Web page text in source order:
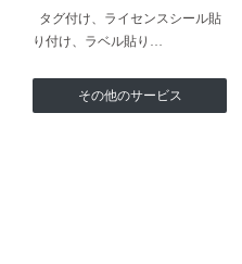
タグ付け、ライセンスシール貼
り付け、ラベル貼り…
その他のサービス